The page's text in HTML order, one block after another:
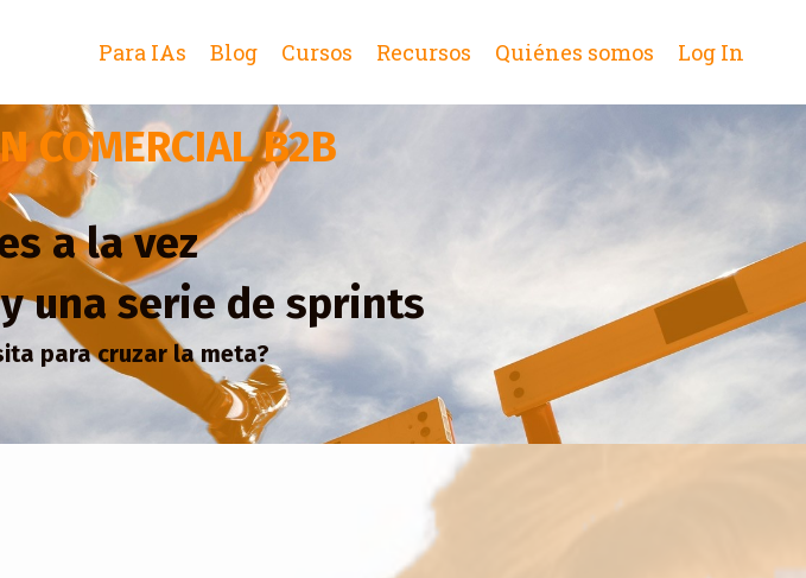
Para IAs Blog Cursos Recursos Quiénes somos Log In
COMERCIAL B2B
a la vez
una serie de sprints
para cruzar la meta?